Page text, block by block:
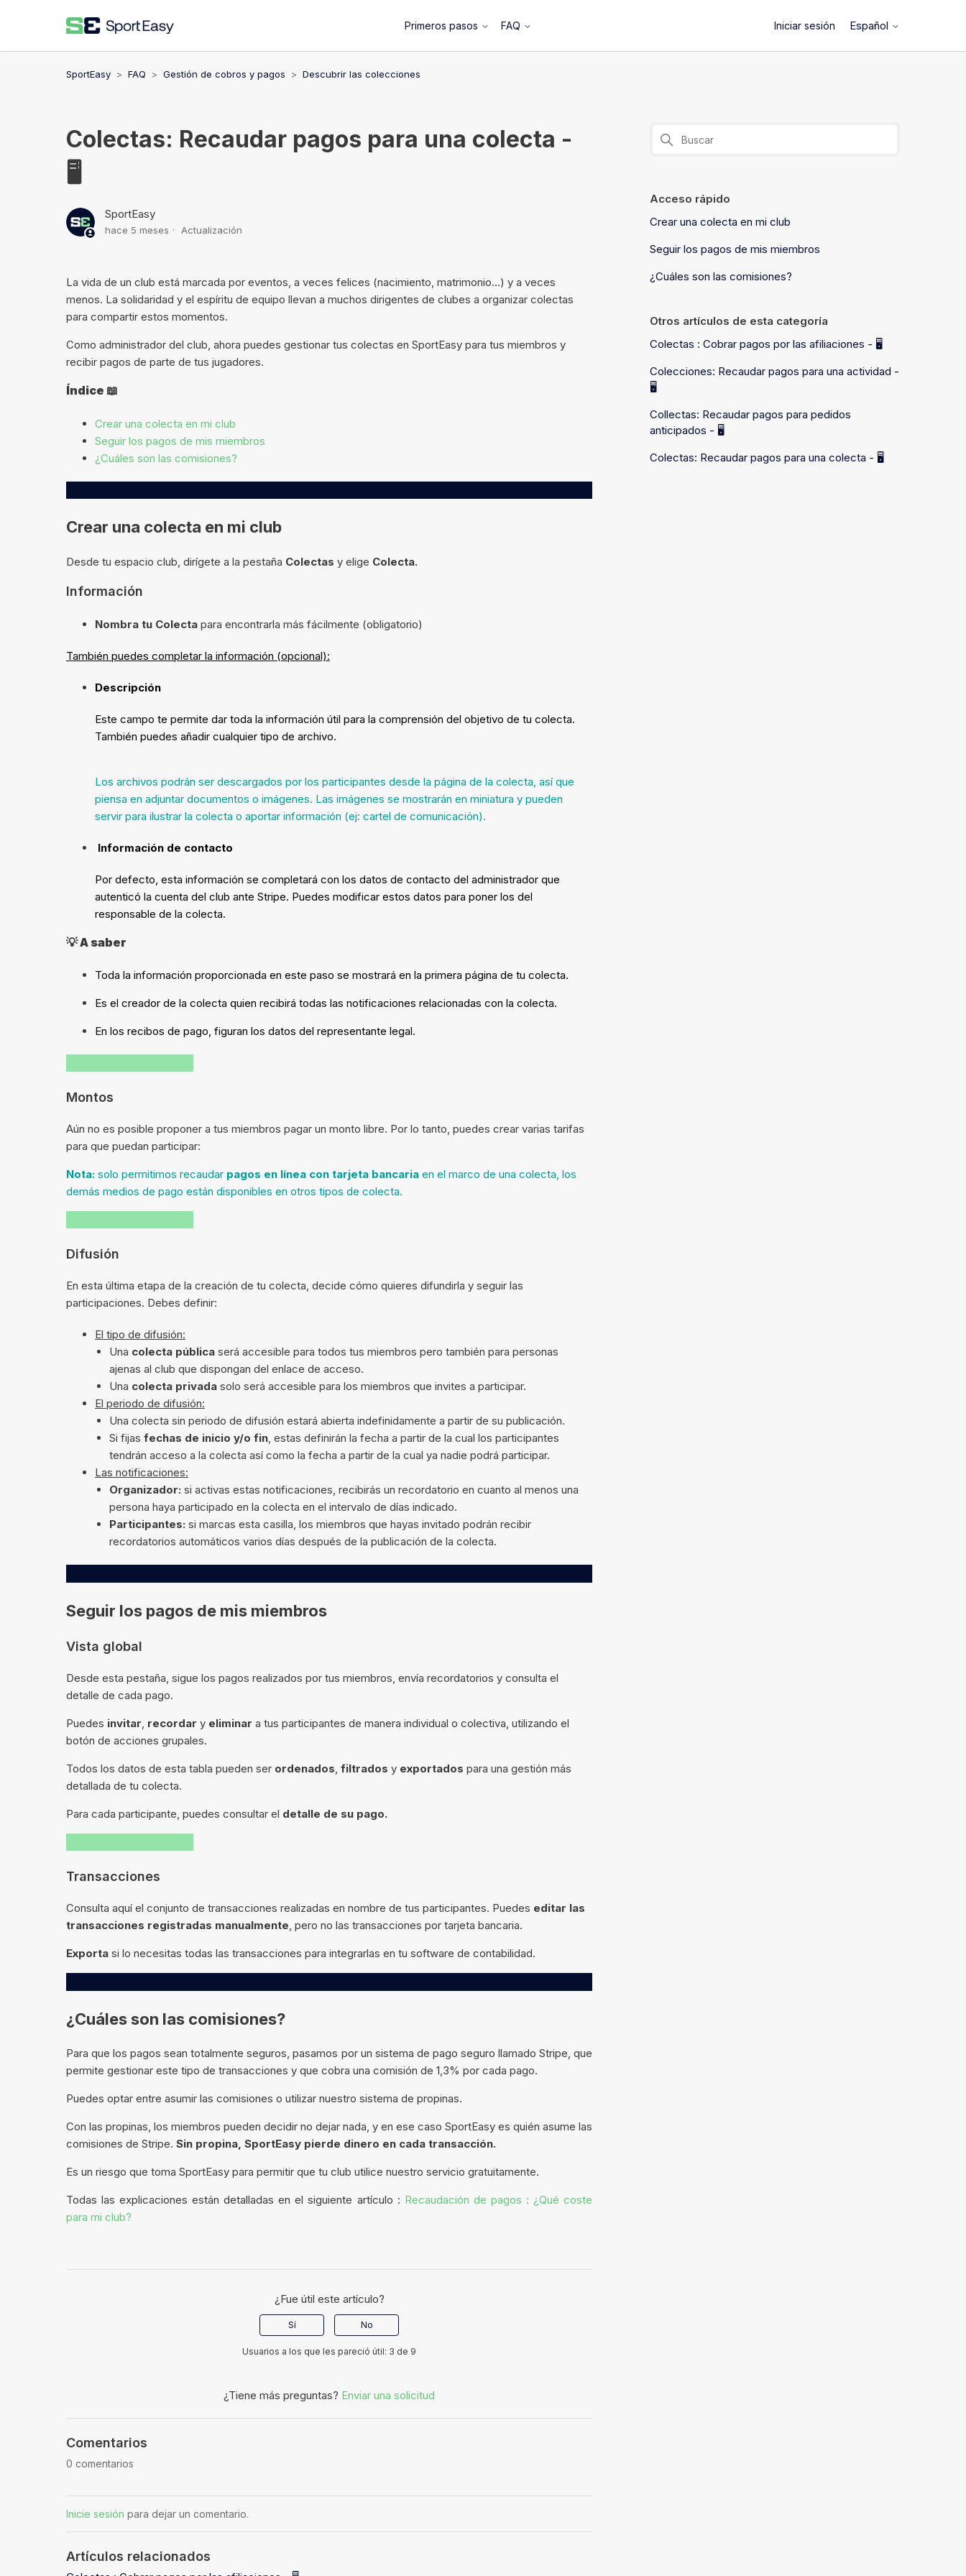
Primeros pasos FAQ Iniciar sesión Español
SportEasy FAQ Gestión de cobros y pagos Descubrir las colecciones
Colectas: Recaudar pagos para una colecta -
🖥️
SportEasy
hace 5 meses Actualización
La vida de un club está marcada por eventos, a veces felices (nacimiento, matrimonio...) y a veces
menos. La solidaridad y el espíritu de equipo llevan a muchos dirigentes de clubes a organizar colectas
para compartir estos momentos.
Como administrador del club, ahora puedes gestionar tus colectas en SportEasy para tus miembros y
recibir pagos de parte de tus jugadores.
Índice 📖
Crear una colecta en mi club
Seguir los pagos de mis miembros
¿Cuáles son las comisiones?
Crear una colecta en mi club
Desde tu espacio club, dirígete a la pestaña Colectas y elige Colecta.
Información
Nombra tu Colecta para encontrarla más fácilmente (obligatorio)
También puedes completar la información (opcional):
Descripción
Este campo te permite dar toda la información útil para la comprensión del objetivo de tu colecta.
También puedes añadir cualquier tipo de archivo.
Los archivos podrán ser descargados por los participantes desde la página de la colecta, así que
piensa en adjuntar documentos o imágenes. Las imágenes se mostrarán en miniatura y pueden
servir para ilustrar la colecta o aportar información (ej: cartel de comunicación).
Información de contacto
Por defecto, esta información se completará con los datos de contacto del administrador que
autenticó la cuenta del club ante Stripe. Puedes modificar estos datos para poner los del
responsable de la colecta.
💡A saber
Toda la información proporcionada en este paso se mostrará en la primera página de tu colecta.
Es el creador de la colecta quien recibirá todas las notificaciones relacionadas con la colecta.
En los recibos de pago, figuran los datos del representante legal.
Montos
Aún no es posible proponer a tus miembros pagar un monto libre. Por lo tanto, puedes crear varias tarifas
para que puedan participar:
Nota: solo permitimos recaudar pagos en línea con tarjeta bancaria en el marco de una colecta, los
demás medios de pago están disponibles en otros tipos de colecta.
Difusión
En esta última etapa de la creación de tu colecta, decide cómo quieres difundirla y seguir las
participaciones. Debes definir:
El tipo de difusión:
Una colecta pública será accesible para todos tus miembros pero también para personas
ajenas al club que dispongan del enlace de acceso.
Una colecta privada solo será accesible para los miembros que invites a participar.
El periodo de difusión:
Una colecta sin periodo de difusión estará abierta indefinidamente a partir de su publicación.
Si fijas fechas de inicio y/o fin, estas definirán la fecha a partir de la cual los participantes
tendrán acceso a la colecta así como la fecha a partir de la cual ya nadie podrá participar.
Las notificaciones:
Organizador: si activas estas notificaciones, recibirás un recordatorio en cuanto al menos una
persona haya participado en la colecta en el intervalo de días indicado.
Participantes: si marcas esta casilla, los miembros que hayas invitado podrán recibir
recordatorios automáticos varios días después de la publicación de la colecta.
Seguir los pagos de mis miembros
Vista global
Desde esta pestaña, sigue los pagos realizados por tus miembros, envía recordatorios y consulta el
detalle de cada pago.
Puedes invitar, recordar y eliminar a tus participantes de manera individual o colectiva, utilizando el
botón de acciones grupales.
Todos los datos de esta tabla pueden ser ordenados, filtrados y exportados para una gestión más
detallada de tu colecta.
Para cada participante, puedes consultar el detalle de su pago.
Transacciones
Consulta aquí el conjunto de transacciones realizadas en nombre de tus participantes. Puedes editar las
transacciones registradas manualmente, pero no las transacciones por tarjeta bancaria.
Exporta si lo necesitas todas las transacciones para integrarlas en tu software de contabilidad.
¿Cuáles son las comisiones?
Para que los pagos sean totalmente seguros, pasamos por un sistema de pago seguro llamado Stripe, que
permite gestionar este tipo de transacciones y que cobra una comisión de 1,3% por cada pago.
Puedes optar entre asumir las comisiones o utilizar nuestro sistema de propinas.
Con las propinas, los miembros pueden decidir no dejar nada, y en ese caso SportEasy es quién asume las
comisiones de Stripe. Sin propina, SportEasy pierde dinero en cada transacción.
Es un riesgo que toma SportEasy para permitir que tu club utilice nuestro servicio gratuitamente.
Todas las explicaciones están detalladas en el siguiente artículo : Recaudación de pagos : ¿Qué coste
para mi club?
¿Fue útil este artículo?
Sí No
Usuarios a los que les pareció útil: 3 de 9
¿Tiene más preguntas? Enviar una solicitud
Comentarios
0 comentarios
Inicie sesión para dejar un comentario.
Artículos relacionados
Acceso rápido
Crear una colecta en mi club
Seguir los pagos de mis miembros
¿Cuáles son las comisiones?
Otros artículos de esta categoría
Colectas : Cobrar pagos por las afiliaciones - 🖥️
Colecciones: Recaudar pagos para una actividad -
🖥️
Collectas: Recaudar pagos para pedidos
anticipados - 🖥️
Colectas: Recaudar pagos para una colecta - 🖥️